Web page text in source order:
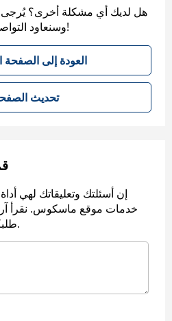
هل لديك أي مشكلة أخرى؟ يُرجى
وسنعاود التواصل معك. شكرًا على صبرك!
العودة إلى الصفحة
تحديث الصفحة
إن أسئلتك وتعليقاتك لهي
خدمات موقع ماسكوس. نقرأ
طلبكم في أسرع وقت ممكن.